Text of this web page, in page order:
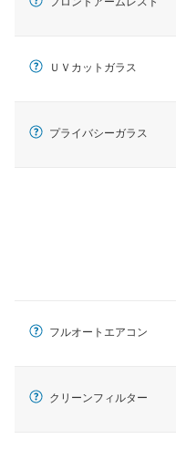
ＵＶカットガラス
プライバシーガラス
フルオートエアコン
クリーンフィルター